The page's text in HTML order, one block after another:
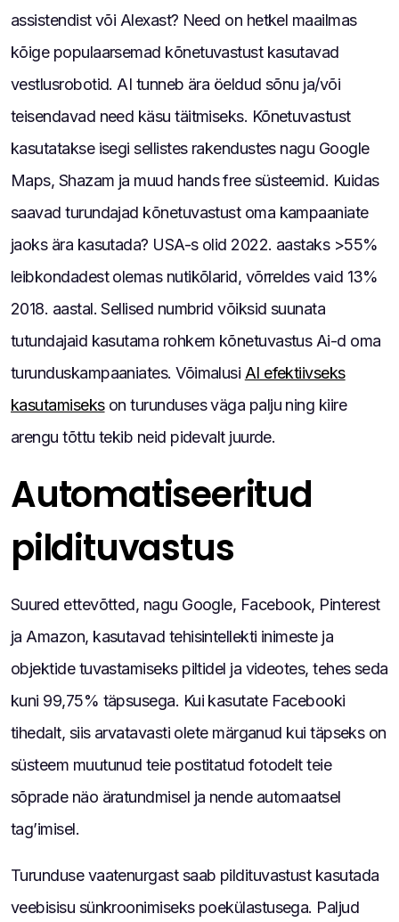
assistendist või Alexast? Need on hetkel maailmas
kõige populaarsemad kõnetuvastust kasutavad
vestlusrobotid. AI tunneb ära öeldud sõnu ja/või
teisendavad need käsu täitmiseks. Kõnetuvastust
kasutatakse isegi sellistes rakendustes nagu Google
Maps, Shazam ja muud hands free süsteemid. Kuidas
saavad turundajad kõnetuvastust oma kampaaniate
jaoks ära kasutada? USA-s olid 2022. aastaks >55%
leibkondadest olemas nutikõlarid, võrreldes vaid 13%
2018. aastal. Sellised numbrid võiksid suunata
tutundajaid kasutama rohkem kõnetuvastus Ai-d oma
turunduskampaaniates. Võimalusi AI efektiivseks
kasutamisekson turunduses väga palju ning kiire
arengu tõttu tekib neid pidevalt juurde.
Automatiseeritud
pildituvastus
Suured ettevõtted, nagu Google, Facebook, Pinterest
ja Amazon, kasutavad tehisintellekti inimeste ja
objektide tuvastamiseks piltidel ja videotes, tehes seda
kuni 99,75% täpsusega. Kui kasutate Facebooki
tihedalt, siis arvatavasti olete märganud kui täpseks on
süsteem muutunud teie postitatud fotodelt teie
sõprade näo äratundmisel ja nende automaatsel
tag’imisel.
Turunduse vaatenurgast saab pildituvastust kasutada
veebisisu sünkroonimiseks poekülastusega. Paljud